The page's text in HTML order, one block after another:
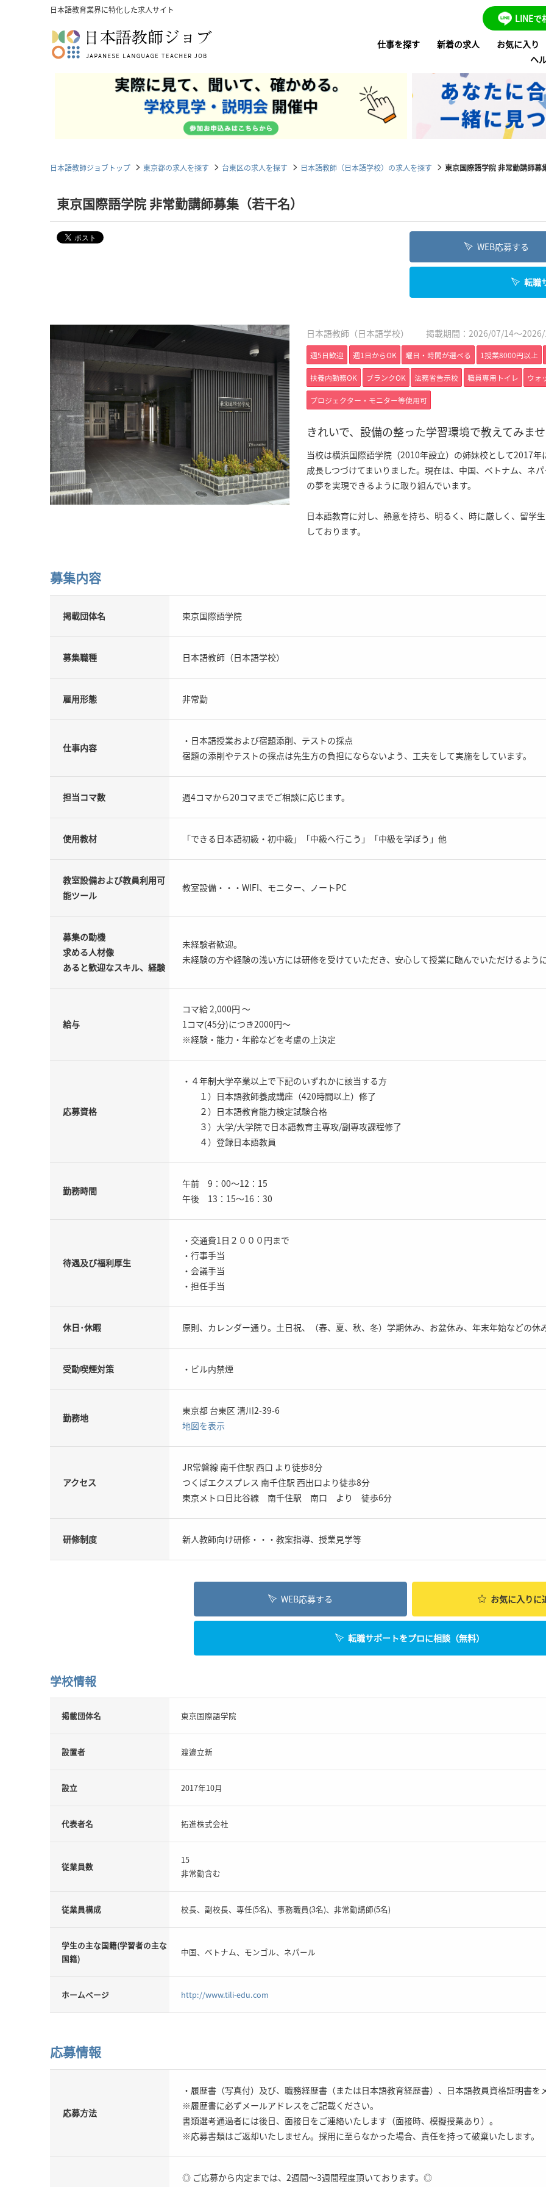
日本語教育業界に特化した求人サイト
LINEで
仕事を探す 新着の求人
お気に入り
ヘ
日本語教師ジョブトップ 東京都の求人を探す 台東区の求人を探す 日本語教師（日本語学校）の求人を探す 東京国際語学院 非常勤講師募
東京国際語学院 非常勤講師募集（若干名）
WEB応募する
転職
日本語教師（日本語学校） 掲載期間：2026/07/14～
週5日歓迎 週1日からOK 曜日・時間が選べる 1授業8000円以上
扶養内勤務OK ブランクOK 法務省告示校 職員専用トイレ ウォ
プロジェクター・モニター等使用可
きれいで、設備の整った学習環境で教えてみま
当校は横浜国際語学院（2010年設立）の姉妹校として2017
成長しつづけてまいりました。現在は、中国、ベトナム、ネ
の夢を実現できるように取り組んでいます。
日本語教育に対し、熱意を持ち、明るく、時に厳しく、留学
しております。
募集内容
掲載団体名 東京国際語学院
募集職種 日本語教師（日本語学校）
雇用形態 非常勤
仕事内容
・日本語授業および宿題添削、テストの採点
宿題の添削やテストの採点は先生方の負担にならないよう、工夫をして実施をしています。
担当コマ数 週4コマから20コマまでご相談に応じます。
使用教材 「できる日本語初級・初中級」「中級へ行こう」「中級を学ぼう」他
教室設備および教員利用可
能ツール
教室設備・・・WIFI、モニター、ノートPC
募集の動機
求める人材像
あると歓迎なスキル、経験
未経験者歓迎。
未経験の方や経験の浅い方には研修を受けていただき、安心して授業に臨んでいただけるよう
給与
コマ給 2,000円 ～
1コマ(45分)につき2000円～
※経験・能力・年齢などを考慮の上決定
応募資格
・４年制大学卒業以上で下記のいずれかに該当する方
１）日本語教師養成講座（420時間以上）修了
２）日本語教育能力検定試験合格
３）大学/大学院で日本語教育主専攻/副専攻課程修了
４）登録日本語教員
勤務時間
午前 9：00～12：15
午後 13：15～16：30
待遇及び福利厚生
・交通費1日２０００円まで
・行事手当
・会議手当
・担任手当
休日･休暇 原則、カレンダー通り。土日祝、（春、夏、秋、冬）学期休み、お盆休み、年末年始などの休
受動喫煙対策 ・ビル内禁煙
勤務地
東京都 台東区 清川2-39-6
地図を表示
アクセス
JR常磐線 南千住駅 西口 より徒歩8分
つくばエクスプレス 南千住駅 西出口より徒歩8分
東京メトロ日比谷線 南千住駅 南口 より 徒歩6分
研修制度 新人教師向け研修・・・教案指導、授業見学等
WEB応募する お気に入りに
転職サポートをプロに相談（無料）
学校情報
掲載団体名 東京国際語学院
設置者 渡邊立新
設立 2017年10月
代表者名 拓進株式会社
従業員数
15
非常勤含む
従業員構成 校長、副校長、専任(5名)、事務職員(3名)、非常勤講師(5名)
学生の主な国籍(学習者の主な
国籍)
中国、ベトナム、モンゴル、ネパール
ホームページ http://www.tili-edu.com
応募情報
応募方法
・履歴書（写真付）及び、職務経歴書（または日本語教育経歴書）、日本語教員資格証明書を
※履歴書に必ずメールアドレスをご記載ください。
書類選考通過者には後日、面接日をご連絡いたします（面接時、模擬授業あり）。
※応募書類はご返却いたしません。採用に至らなかった場合、責任を持って破棄いたします。
◎ ご応募から内定までは、2週間～3週間程度頂いております。◎